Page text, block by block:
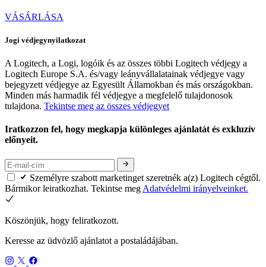
VÁSÁRLÁSA
Jogi védjegynyilatkozat
A Logitech, a Logi, logóik és az összes többi Logitech védjegy a
Logitech Europe S.A. és/vagy leányvállalatainak védjegye vagy
bejegyzett védjegye az Egyesült Államokban és más országokban.
Minden más harmadik fél védjegye a megfelelő tulajdonosok
tulajdona. Tekintse meg az összes védjegyet
Iratkozzon fel, hogy megkapja különleges ajánlatát és exkluzív
előnyeit.
Személyre szabott marketinget szeretnék a(z) Logitech cégtől.
Bármikor leiratkozhat. Tekintse meg Adatvédelmi irányelveinket.
Köszönjük, hogy feliratkozott.
Keresse az üdvözlő ajánlatot a postaládájában.